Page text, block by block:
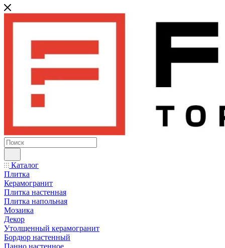
Каталог
Плитка
Керамогранит
Плитка настенная
Плитка напольная
Мозаика
Декор
Утолщенный керамогранит
Бордюр настенный
Панно настенное